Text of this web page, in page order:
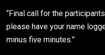
“Final call for the
please have your name
minus five minutes.”